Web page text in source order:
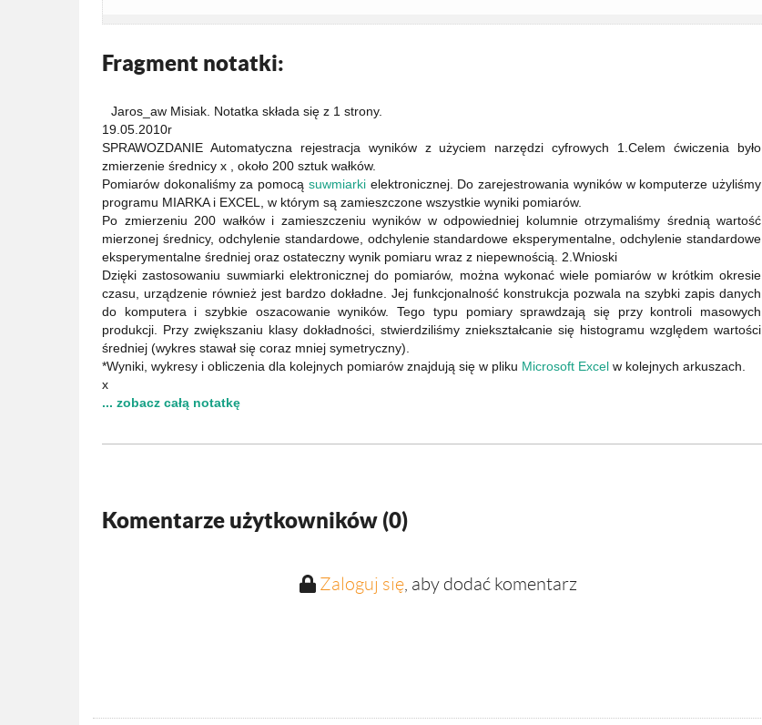
Fragment notatki:
Jaros_aw Misiak. Notatka składa się z 1 strony.
19.05.2010r
SPRAWOZDANIE Automatyczna rejestracja wyników z użyciem narzędzi cyfrowych 1.Celem ćwiczenia było
zmierzenie średnicy x , około 200 sztuk wałków.
Pomiarów dokonaliśmy za pomocą suwmiarkielektronicznej. Do zarejestrowania wyników w komputerze użyliśmy
programu MIARKA i EXCEL, w którym są zamieszczone wszystkie wyniki pomiarów.
Po zmierzeniu 200 wałków i zamieszczeniu wyników w odpowiedniej kolumnie otrzymaliśmy średnią wartość
mierzonej średnicy, odchylenie standardowe, odchylenie standardowe eksperymentalne, odchylenie standardowe
eksperymentalne średniej oraz ostateczny wynik pomiaru wraz z niepewnością. 2.Wnioski
Dzięki zastosowaniu suwmiarki elektronicznej do pomiarów, można wykonać wiele pomiarów w krótkim okresie
czasu, urządzenie również jest bardzo dokładne. Jej funkcjonalność konstrukcja pozwala na szybki zapis danych
do komputera i szybkie oszacowanie wyników. Tego typu pomiary sprawdzają się przy kontroli masowych
produkcji. Przy zwiększaniu klasy dokładności, stwierdziliśmy zniekształcanie się histogramu względem wartości
średniej (wykres stawał się coraz mniej symetryczny).
*Wyniki, wykresy i obliczenia dla kolejnych pomiarów znajdują się w pliku Microsoft Excel w kolejnych arkuszach.
x
... zobacz całą notatkę
Komentarze użytkowników (0)
Zaloguj się, aby dodać komentarz